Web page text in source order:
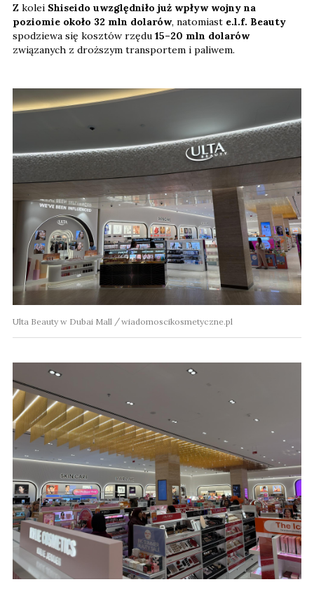
Z kolei Shiseido uwzględniło już wpływ wojny na
poziomie około 32 mln dolarów, natomiast e.l.f. Beauty
spodziewa się kosztów rzędu 15–20 mln dolarów
związanych z droższym transportem i paliwem.
Ulta Beauty w Dubai Mall wiadomoscikosmetyczne.pl